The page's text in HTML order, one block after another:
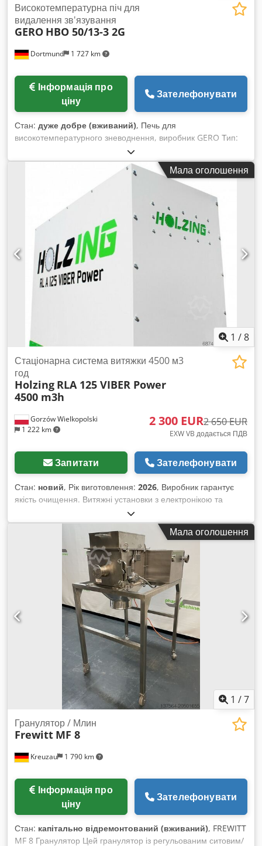
Dortmund 1 727 km
Високотемпературна піч для
видалення зв'язування
GERO HBO 50/13-3 2G
ціну
Зателефонувати
Стан: дуже добре (вживаний), Печь для
високотемпературного зневоднення, виробник GERO Тип:
HBO 50/13-3 2G Нагрів: електричний Корисний об’єм: Ø400
x 400 мм Cjdpfx Akohgiz Ie Ueha Температура: макс.
1300°C Вентиляція: витяжний вентилятор під час
охолодження та додатковий вентилятор охолодження
Кінцевий вакуум: 10 мбар Час відкачки: приблизно 5 хв Азот:
попередній тиск мін. 3 бар Кисень: попередній тиск мін. 3
Мала оголошення
1 /8
Gorzów Wielkopolski
1 222 km
Стаціонарна система витяжки 4500 м3
год
Holzing RLA 125 VIBER Power
4500 m3h
2 300 EUR2 650 EUR
EXW VB додається ПДВ
Запитати Зателефонувати
Стан: новий, Рік виготовлення: 2026, Виробник гарантує
якість очищення. Витяжні установки з електронікою та
двигунами VIBER Power дозволяють здійснювати постійний
контроль за фільтрами. Технічні характеристики: •
Відповідає нормі H-2 • Продуктивність витяжки ~ 4500 м3/
год • Потужність двигуна 3,0 кВт • Оберти 3000 хв⁻¹ •
Напруга 400 В, 50 Гц • Діаметр витяжного підключення 200
мм • Матеріал фільтра поліестер, 5 мікрон • Площа
фільтрації 8,8 м2 • Швидкість потоку 28 м/с • Кількість
фільтрів 18 • Розміри 752 х 1502 х 2144 мм Csdpfegyfmasx
Ak Usha • Вага 180 кг • Категорія фільтра G • Матеріал
фільтра поліестер • Рівень шуму 80 дБ без підключення, 65
дБ при підключенні до машини через трубопровід
Комплектація: Поліестеровий фільтр, 5 мікрон 2 контейнери
Шасі Очищення фільтра за допомогою вібраційної системи
з керуванням Вогнегасник + 850 євро для моделей з
вогнегасником (Safe System)
Мала оголошення
1 /7
Kreuzau 1 790 km
Гранулятор / Млин
Frewitt MF 8
ціну
Зателефонувати
Стан: капітально відремонтований (вживаний), FREWITT
MF 8 Гранулятор Цей гранулятор із регульованим ситовим/